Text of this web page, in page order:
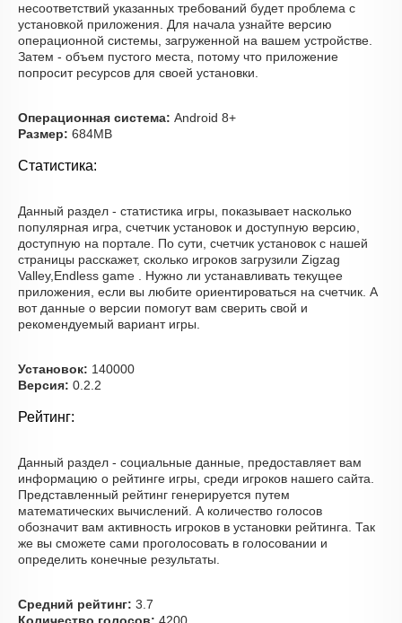
несоответствий указанных требований будет проблема с
установкой приложения. Для начала узнайте версию
операционной системы, загруженной на вашем устройстве.
Затем - объем пустого места, потому что приложение
попросит ресурсов для своей установки.
Операционная система: Android 8+
Размер: 684MB
Статистика:
Данный раздел - статистика игры, показывает насколько
популярная игра, счетчик установок и доступную версию,
доступную на портале. По сути, счетчик установок с нашей
страницы расскажет, сколько игроков загрузили Zigzag
Valley,Endless game . Нужно ли устанавливать текущее
приложения, если вы любите ориентироваться на счетчик. А
вот данные о версии помогут вам сверить свой и
рекомендуемый вариант игры.
Установок: 140000
Версия: 0.2.2
Рейтинг:
Данный раздел - социальные данные, предоставляет вам
информацию о рейтинге игры, среди игроков нашего сайта.
Представленный рейтинг генерируется путем
математических вычислений. А количество голосов
обозначит вам активность игроков в установки рейтинга. Так
же вы сможете сами проголосовать в голосовании и
определить конечные результаты.
Средний рейтинг: 3.7